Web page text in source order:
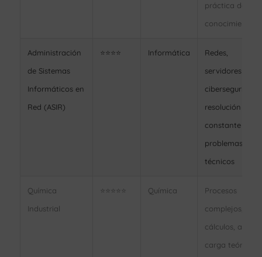
práctica de
conocimientos
Administración
de Sistemas
Informáticos en
Red (ASIR)
⭐⭐⭐⭐ Informática
Redes,
servidores y
ciberseguridad,
resolución
constante de
problemas
técnicos
Química
Industrial
⭐⭐⭐⭐⭐ Química
Procesos
complejos,
cálculos, alta
carga teórica y